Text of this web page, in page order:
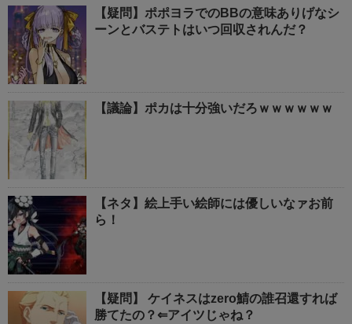
【疑問】ポポヨラでのBBの意味ありげなシ
ーンとバステトはいつ回収されんだ？
【議論】ポカは十分強いだろｗｗｗｗｗｗ
【ネタ】絵上手い絵師には優しいなァお前
ら！
【疑問】 ケイネスはzero鯖の誰召還すれば
勝てたの？⇐アイツじゃね？